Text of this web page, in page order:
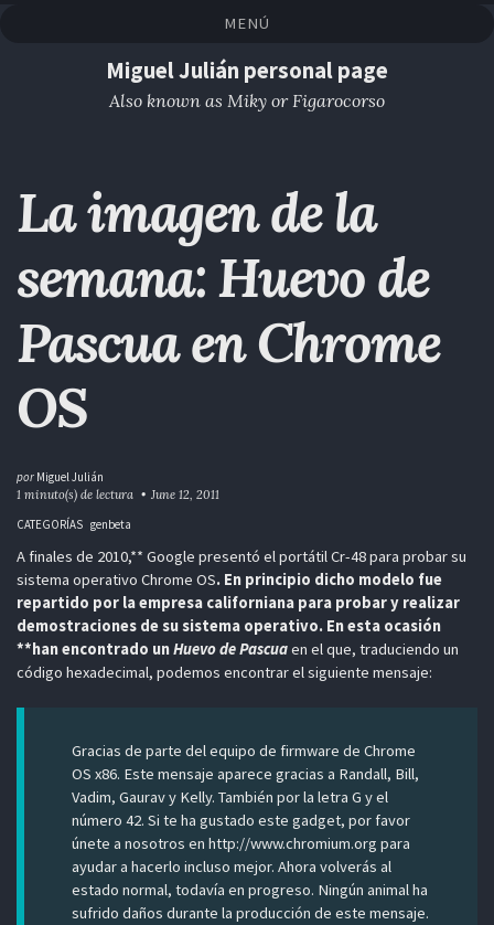
MENÚ
Miguel Julián personal page
Also known as Miky or Figarocorso
La imagen de la
semana: Huevo de
Pascua en Chrome
OS
por Miguel Julián
1 minuto(s) de lectura
June 12, 2011
CATEGORÍAS genbeta
A finales de 2010,** Google presentó el portátil Cr-48 para probar su
sistema operativo Chrome OS. En principio dicho modelo fue
repartido por la empresa californiana para probar y realizar
demostraciones de su sistema operativo. En esta ocasión
**han encontrado unHuevo de Pascuaen el que, traduciendo un
código hexadecimal, podemos encontrar el siguiente mensaje:
Gracias de parte del equipo de firmware de Chrome
OS x86. Este mensaje aparece gracias a Randall, Bill,
Vadim, Gaurav y Kelly. También por la letra G y el
número 42. Si te ha gustado este gadget, por favor
únete a nosotros en http://www.chromium.org para
ayudar a hacerlo incluso mejor. Ahora volverás al
estado normal, todavía en progreso. Ningún animal ha
sufrido daños durante la producción de este mensaje.